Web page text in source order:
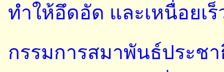
ทำให้อึดอัด และเหนื่อยเร็
กรรมการสมาพันธ์ประช